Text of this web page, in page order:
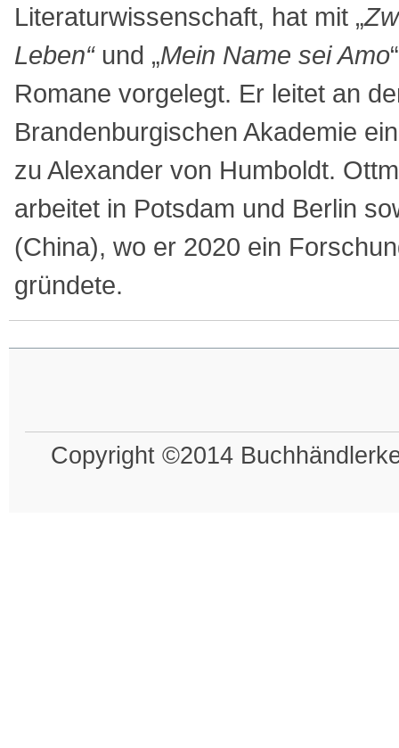
Literaturwissenschaft, hat mit „
Leben“und „Mein Name sei Amo
Romane vorgelegt. Er leitet an
Brandenburgischen Akademie
zu Alexander von Humboldt.
arbeitet in Potsdam und Berlin
(China), wo er 2020 ein
gründete.
Copyright ©2014